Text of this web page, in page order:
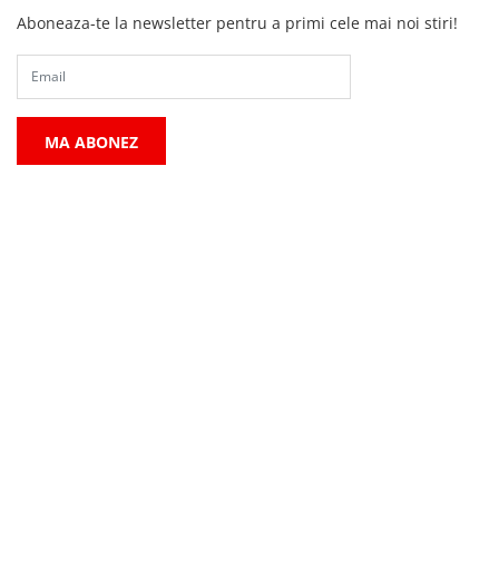
Aboneaza-te la newsletter pentru a primi cele mai noi stiri!
MA ABONEZ